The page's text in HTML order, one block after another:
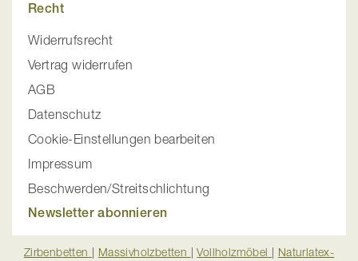
Recht
Widerrufsrecht
Vertrag widerrufen
AGB
Datenschutz
Cookie-Einstellungen bearbeiten
Impressum
Beschwerden/Streitschlichtung
Newsletter abonnieren
Zirbenbetten | Massivholzbetten |Vollholzmöbel | Naturlatex-